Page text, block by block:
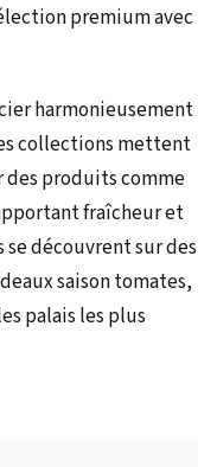
premium avec
harmonieusement
collections mettent
des produits comme
fraîcheur et
découvrent sur des
saison tomates,
palais les plus